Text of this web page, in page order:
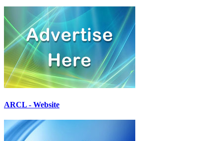
ARCL - Website